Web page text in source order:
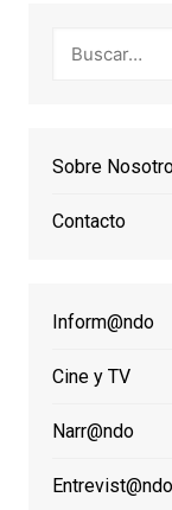
Sobre
Contacto
Inform@ndo
Cine y TV
Narr@ndo
Entrevist@ndo